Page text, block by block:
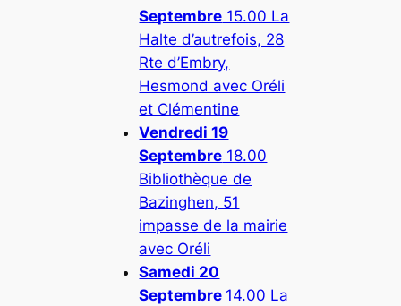
Septembre 15.00 La
Halte d’autrefois, 28
Rte d’Embry,
Hesmond avec Oréli
et Clémentine
Vendredi 19
Septembre 18.00
Bibliothèque de
Bazinghen, 51
impasse de la mairie
avec Oréli
Samedi 20
Septembre 14.00 La